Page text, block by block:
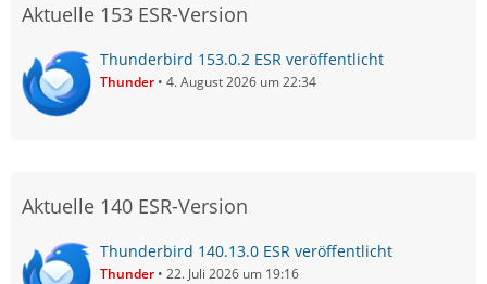
Aktuelle 153 ESR-Version
Thunderbird 153.0.2 ESR veröffentlicht
Thunder 4. August 2026 um 22:34
Aktuelle 140 ESR-Version
Thunderbird 140.13.0 ESR veröffentlicht
Thunder 22. Juli 2026 um 19:16